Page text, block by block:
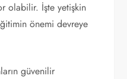
olabilir. İşte yetişkin
önemi devreye
güvenilir